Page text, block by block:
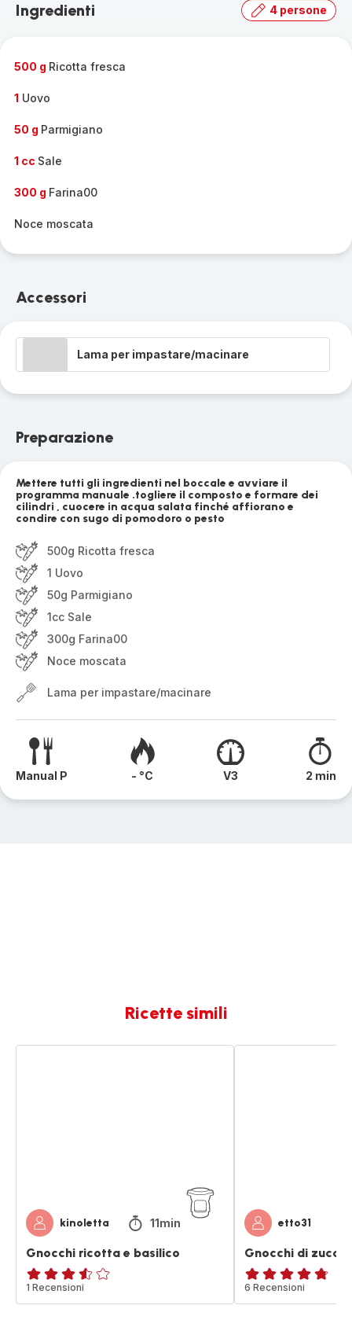
Ingredienti 4 persone
500 g Ricotta fresca
1 Uovo
50 g Parmigiano
1 cc Sale
300 g Farina00
Noce moscata
Accessori
Lama per impastare/macinare
Preparazione
Mettere tutti gli ingredienti nel boccale e avviare il
programma manuale .togliere il composto e formare dei
cilindri , cuocere in acqua salata finché affiorano e
condire con sugo di pomodoro o pesto
500g Ricotta fresca
1 Uovo
50g Parmigiano
1cc Sale
300g Farina00
Noce moscata
Lama per impastare/macinare
Manual P - °C V3 2 min
Ricette simili
kinoletta 11min
Gnocchi ricotta e basilico
ratings.3.5
1 Recensioni
etto31
Gnocchi di
ratings.4.7
6 Recensioni